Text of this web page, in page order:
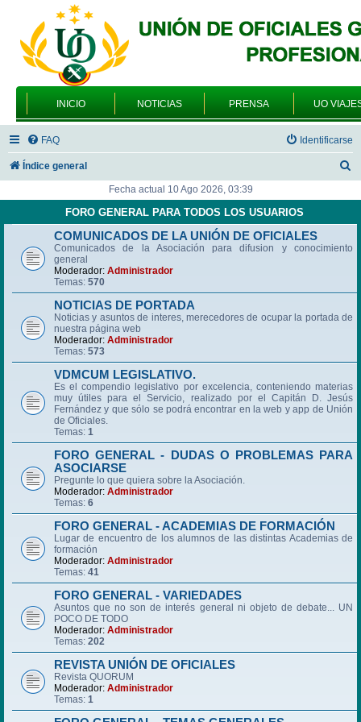
INICIO NOTICIAS PRENSA UO
FAQ Identificarse
Índice general
c
Fecha actual 10 Ago 2026, 03:39
FORO GENERAL PARA TODOS LOS USUARIOS
COMUNICADOS DE LA UNIÓN DE OFICIALES
Comunicados de la Asociación para difusion y conocimiento
general
Moderador: Administrador
Temas: 570
NOTICIAS DE PORTADA
Noticias y asuntos de interes, merecedores de ocupar la portada de
nuestra página web
Moderador: Administrador
Temas: 573
VDMCUM LEGISLATIVO.
Es el compendio legislativo por excelencia, conteniendo materias
muy útiles para el Servicio, realizado por el Capitán D. Jesús
Fernández y que sólo se podrá encontrar en la web y app de Unión
de Oficiales.
Temas: 1
FORO GENERAL - DUDAS O PROBLEMAS PARA
ASOCIARSE
Pregunte lo que quiera sobre la Asociación.
Moderador: Administrador
Temas: 6
FORO GENERAL - ACADEMIAS DE FORMACIÓN
Lugar de encuentro de los alumnos de las distintas Academias de
formación
Moderador: Administrador
Temas: 41
FORO GENERAL - VARIEDADES
Asuntos que no son de interés general ni objeto de debate... UN
POCO DE TODO
Moderador: Administrador
Temas: 202
REVISTA UNIÓN DE OFICIALES
Revista QUORUM
Moderador: Administrador
Temas: 1